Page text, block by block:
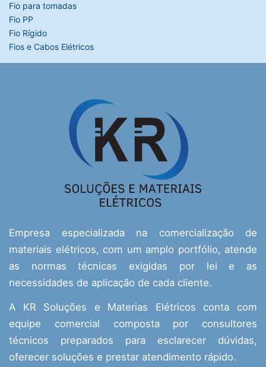
Fio para tomadas
Fio PP
Fio Rígido
Fios e Cabos Elétricos
Empresa especializada na comercialização de
materiais elétricos, com um amplo portfólio, atende
as normas técnicas exigidas por lei e as
necessidades de aplicação de cada cliente.
A KR Soluções e Materias Elétricos conta com
equipe comercial composta por consultores
técnicos preparados para esclarecer dúvidas,
oferecer soluções e prestar atendimento rápido.